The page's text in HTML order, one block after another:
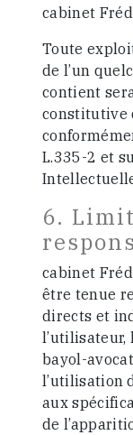
cabinet
Toute
de l’un
contient
constitutive
L.335-2 et
6.
cabinet
être tenue
directs et
l’utilisateur,
bayol-
l’utilisation
aux
de